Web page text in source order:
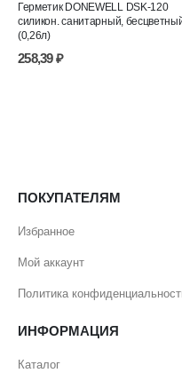
Герметик DONEWELL DSK-120
силикон. санитарный,
(0,26л)
258,39₽
ПОКУПАТЕЛЯМ
Избранное
Мой аккаунт
Политика
ИНФОРМАЦИЯ
Каталог